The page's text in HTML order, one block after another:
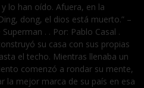
lo han oído. Afuera, en la
dong, el dios está muerto.” –
. . Por: Pablo Casal .
su casa con sus propias
el techo. Mientras llenaba un
comenzó a rondar su mente,
la mejor marca de su país en esa